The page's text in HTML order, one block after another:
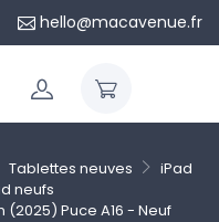
hello@macavenue.fr
Tablettes neuves
iPad
neufs
(2025) Puce A16 - Neuf